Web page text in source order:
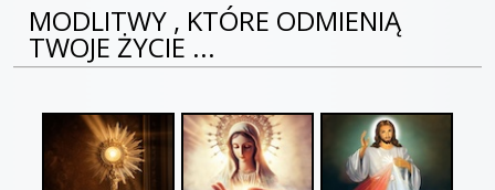
MODLITWY , KTÓRE ODMIENIĄ
TWOJE ŻYCIE ...